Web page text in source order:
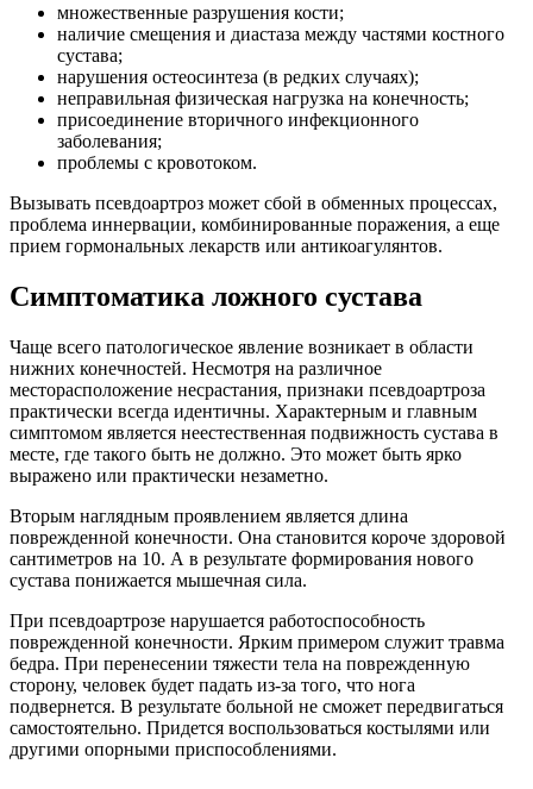
множественные разрушения кости;
наличие смещения и диастаза между частями костного
сустава;
нарушения остеосинтеза (в редких случаях);
неправильная физическая нагрузка на конечность;
присоединение вторичного инфекционного
заболевания;
проблемы с кровотоком.
Вызывать псевдоартроз может сбой в обменных процессах,
проблема иннервации, комбинированные поражения, а еще
прием гормональных лекарств или антикоагулянтов.
Симптоматика ложного сустава
Чаще всего патологическое явление возникает в области
нижних конечностей. Несмотря на различное
месторасположение несрастания, признаки псевдоартроза
практически всегда идентичны. Характерным и главным
симптомом является неестественная подвижность сустава в
месте, где такого быть не должно. Это может быть ярко
выражено или практически незаметно.
Вторым наглядным проявлением является длина
поврежденной конечности. Она становится короче здоровой
сантиметров на 10. А в результате формирования нового
сустава понижается мышечная сила.
При псевдоартрозе нарушается работоспособность
поврежденной конечности. Ярким примером служит травма
бедра. При перенесении тяжести тела на поврежденную
сторону, человек будет падать из-за того, что нога
подвернется. В результате больной не сможет передвигаться
самостоятельно. Придется воспользоваться костылями или
другими опорными приспособлениями.